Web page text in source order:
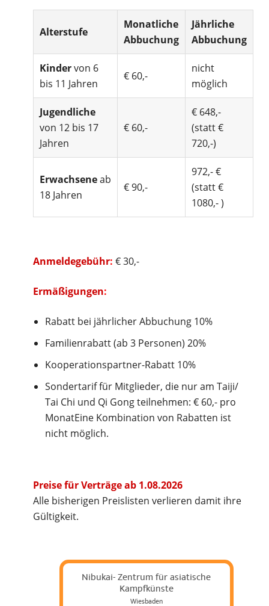
Alterstufe
Monatliche
Abbuchung
Jährliche
Abbuchung
Kindervon 6
bis 11 Jahren
€ 60,-
nicht
möglich
Jugendliche
von 12 bis 17
Jahren
€ 60,-
€ 648,-
(statt €
720,-)
Erwachseneab
18 Jahren
€ 90,-
972,- €
(statt €
1080,- )
Anmeldegebühr: € 30,-
Ermäßigungen:
Rabatt bei jährlicher Abbuchung 10%
Familienrabatt (ab 3 Personen) 20%
Kooperationspartner-Rabatt 10%
Sondertarif für Mitglieder, die nur am Taiji/
Tai Chi und Qi Gong teilnehmen: € 60,- pro
MonatEine Kombination von Rabatten ist
nicht möglich.
Preise für Verträge ab 1.08.2026
Alle bisherigen Preislisten verlieren damit ihre
Gültigkeit.
Nibukai- Zentrum für asiatische
Kampfkünste
Wiesbaden